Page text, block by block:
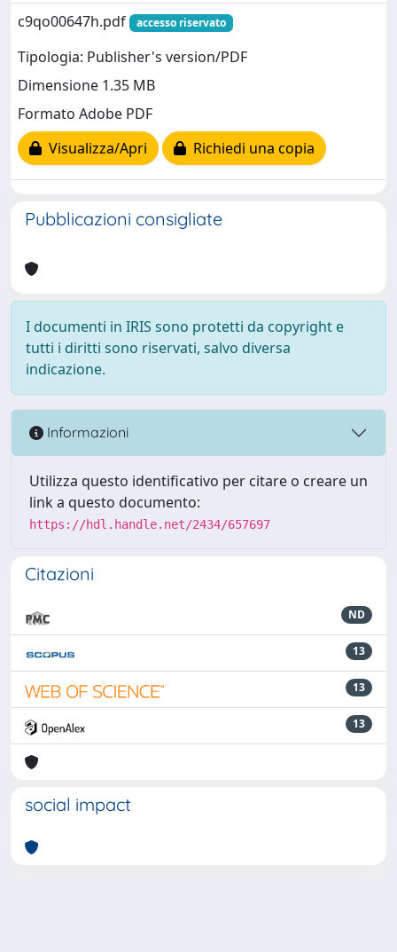
c9qo00647h.pdf accesso riservato
Tipologia: Publisher's version/PDF
Dimensione 1.35 MB
Formato Adobe PDF
Visualizza/Apri
Richiedi una copia
Pubblicazioni consigliate
I documenti in IRIS sono protetti da copyright e
tutti i diritti sono riservati, salvo diversa
indicazione.
Informazioni
Utilizza questo identificativo per citare o creare un
link a questo documento:
https://hdl.handle.net/2434/657697
Citazioni
ND
13
13
13
social impact